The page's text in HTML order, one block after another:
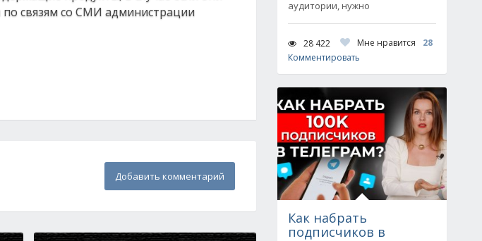
по связям со СМИ администрации
Добавить комментарий
аудитории, нужно
28 422 Мне нравится
28
Комментировать
Как набрать
подписчиков в